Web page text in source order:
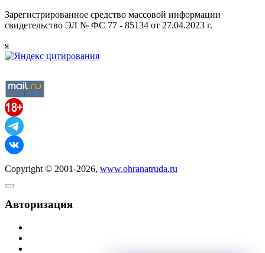
Зарегистрированное средство массовой информации
свидетельство ЭЛ № ФС 77 - 85134 от 27.04.2023 г.
я
Copyright © 2001-2026, www.ohranatruda.ru
Авторизация